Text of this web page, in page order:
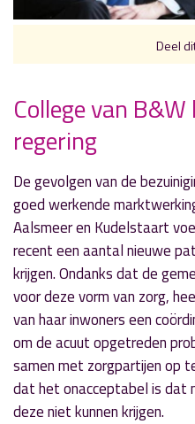
Deel
« Vorig nieuwsbericht
Kinderburgemeester
staatssecretaris
29 november 2016
» Volgend nieuwsbericht
Ruim 2.000 euro voor
29 november 2016
College van
regering
De gevolgen van de
goed werkende
Aalsmeer en Kudelstaart
recent een aantal nieuwe
krijgen. Ondanks dat de
voor deze vorm van zorg,
van haar inwoners een
om de acuut opgetreden
samen met zorgpartijen op
dat het onacceptabel is dat
deze niet kunnen krijgen.